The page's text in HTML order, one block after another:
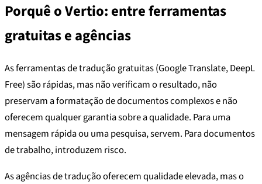
Porquê o Vertio: entre ferramentas
gratuitas e agências
As ferramentas de tradução gratuitas (Google Translate, DeepL
Free) são rápidas, mas não verificam o resultado, não
preservam a formatação de documentos complexos e não
oferecem qualquer garantia sobre a qualidade. Para uma
mensagem rápida ou uma pesquisa, servem. Para documentos
de trabalho, introduzem risco.
As agências de tradução oferecem qualidade elevada, mas o